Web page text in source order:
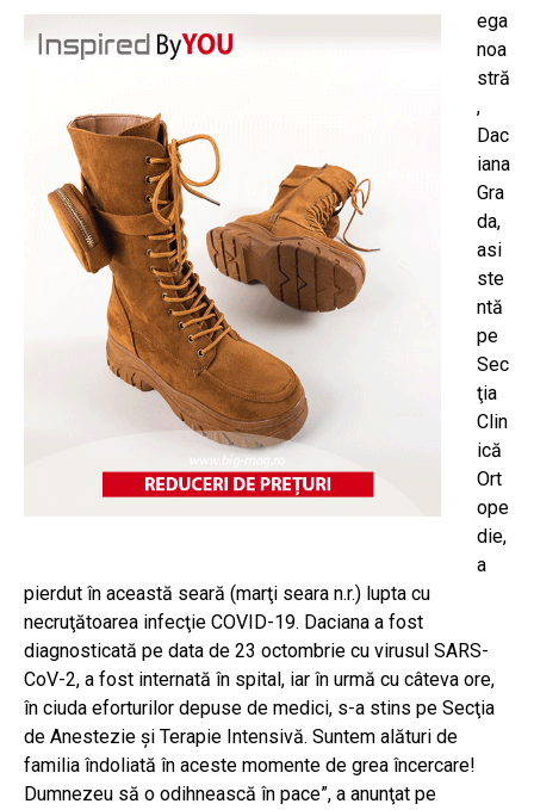
ega
noa
stră
,
Dac
iana
Gra
da,
asi
ste
ntă
pe
Sec
ţia
Clin
ică
Ort
ope
die,
a
pierdut în această seară (marţi seara n.r.) lupta cu
necruţătoarea infecţie COVID-19. Daciana a fost
diagnosticată pe data de 23 octombrie cu virusul SARS-
CoV-2, a fost internată în spital, iar în urmă cu câteva ore,
în ciuda eforturilor depuse de medici, s-a stins pe Secţia
de Anestezie şi Terapie Intensivă. Suntem alături de
familia îndoliată în aceste momente de grea încercare!
Dumnezeu să o odihnească în pace”, a anunţat pe